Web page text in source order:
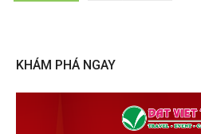
KHÁM PHÁ NGAY